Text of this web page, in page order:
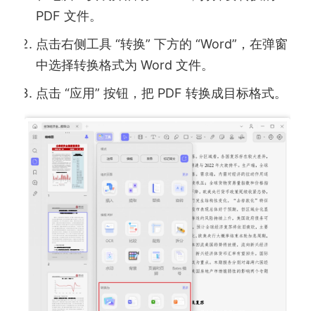
PDF 文件。
点击右侧工具 “转换” 下方的 “Word”，在弹窗
中选择转换格式为 Word 文件。
点击 “应用” 按钮，把 PDF 转换成目标格式。